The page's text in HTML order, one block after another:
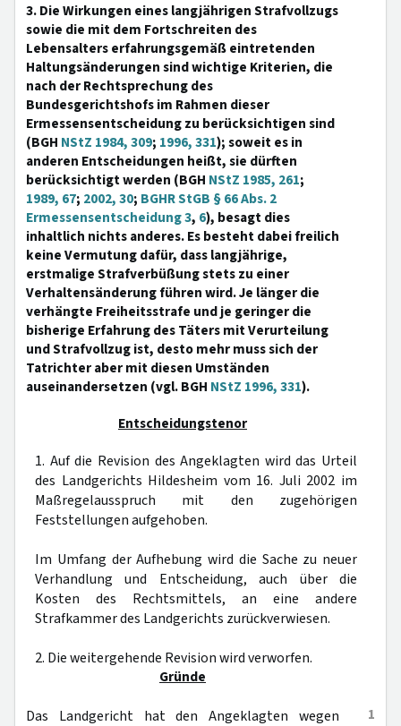
3. Die Wirkungen eines langjährigen Strafvollzugs
sowie die mit dem Fortschreiten des
Lebensalters erfahrungsgemäß eintretenden
Haltungsänderungen sind wichtige Kriterien, die
nach der Rechtsprechung des
Bundesgerichtshofs im Rahmen dieser
Ermessensentscheidung zu berücksichtigen sind
(BGH NStZ 1984, 309; 1996, 331); soweit es in
anderen Entscheidungen heißt, sie dürften
berücksichtigt werden (BGH NStZ 1985, 261;
1989, 67; 2002, 30; BGHR StGB § 66 Abs. 2
Ermessensentscheidung 3, 6), besagt dies
inhaltlich nichts anderes. Es besteht dabei freilich
keine Vermutung dafür, dass langjährige,
erstmalige Strafverbüßung stets zu einer
Verhaltensänderung führen wird. Je länger die
verhängte Freiheitsstrafe und je geringer die
bisherige Erfahrung des Täters mit Verurteilung
und Strafvollzug ist, desto mehr muss sich der
Tatrichter aber mit diesen Umständen
auseinandersetzen (vgl. BGH NStZ 1996, 331).
Entscheidungstenor
1. Auf die Revision des Angeklagten wird das Urteil
des Landgerichts Hildesheim vom 16. Juli 2002 im
Maßregelausspruch mit den zugehörigen
Feststellungen aufgehoben.
Im Umfang der Aufhebung wird die Sache zu neuer
Verhandlung und Entscheidung, auch über die
Kosten des Rechtsmittels, an eine andere
Strafkammer des Landgerichts zurückverwiesen.
2. Die weitergehende Revision wird verworfen.
Gründe
1
Das Landgericht hat den Angeklagten wegen